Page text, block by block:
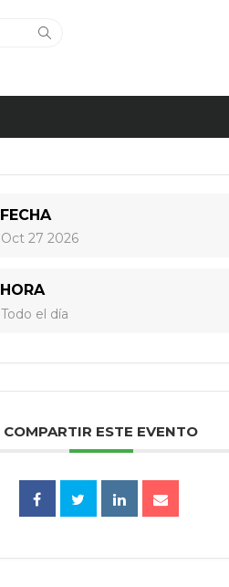
FECHA
Oct 27 2026
HORA
Todo el día
COMPARTIR ESTE EVENTO